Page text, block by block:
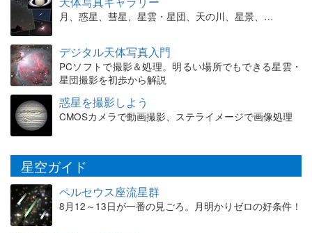
月、惑星、彗星、星雲・星団、天の川、星景、…
デジタル天体写真入門
PCソフトで撮影＆処理。明るい場所でもできる星雲・
星団撮影を初歩から解説
惑星を撮影しよう
CMOSカメラで動画撮影、ステライメージで画像処理
星空ガイド
ペルセウス座流星群
8月12～13日が一番の見ごろ。月明かりゼロの好条件！